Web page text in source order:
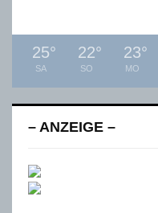
25°
SA
22°
SO
23°
MO
– ANZEIGE –